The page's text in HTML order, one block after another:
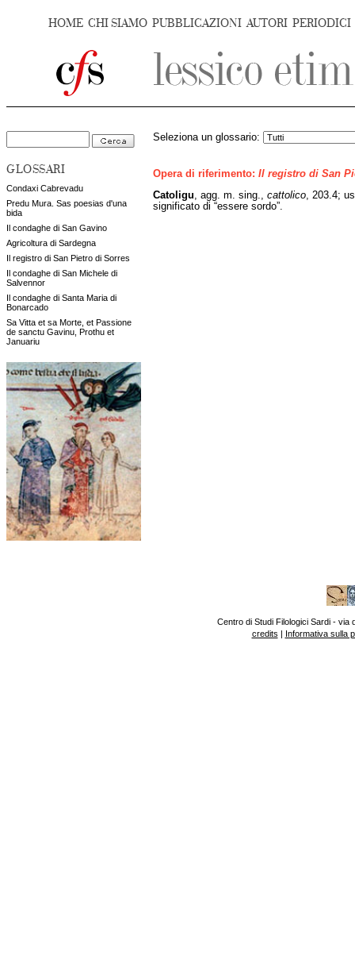
HOME CHI SIAMO PUBBLICAZIONI AUTORI PERIODICI
GLOSSARI
Condaxi Cabrevadu
Predu Mura. Sas poesias d'una
bida
Il condaghe di San Gavino
Agricoltura di Sardegna
Il registro di San Pietro di Sorres
Il condaghe di San Michele di
Salvennor
Il condaghe di Santa Maria di
Bonarcado
Sa Vitta et sa Morte, et Passione
de sanctu Gavinu, Prothu et
Januariu
Seleziona un glossario:
Opera di riferimento: Il registro di San
Catoligu , agg. m. sing., cattolico , 203.4;
significato di “essere sordo”.
Centro di Studi Filologici Sardi - via
credits | Informativa sulla